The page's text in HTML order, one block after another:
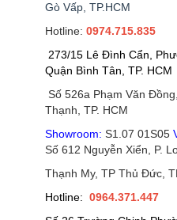
Gò Vấp, TP.HCM
Hotline: 0974.715.835
273/15 Lê Đình Cẩn,
Quận Bình Tân, TP. HCM
Số 526a Phạm Văn
Thạnh, TP. HCM
Showroom: S1.07 01S05
Số 612 Nguyễn Xiển, P.
Thạnh My, TP Thủ Đức,
Hotline: 0964.371.447